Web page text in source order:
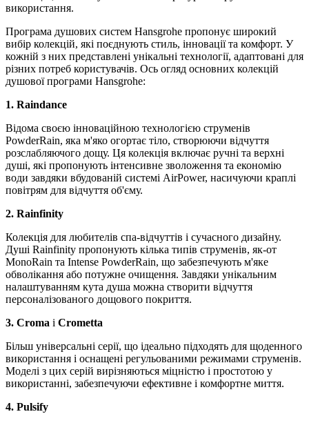
використання.
Програма душових систем Hansgrohe пропонує широкий
вибір колекцій, які поєднують стиль, інновації та комфорт. У
кожній з них представлені унікальні технології, адаптовані для
різних потреб користувачів. Ось огляд основних колекцій
душової програми Hansgrohe:
1. Raindance
Відома своєю інноваційною технологією струменів
PowderRain, яка м'яко огортає тіло, створюючи відчуття
розслабляючого дощу. Ця колекція включає ручні та верхні
душі, які пропонують інтенсивне зволоження та економію
води завдяки вбудованій системі AirPower, насичуючи краплі
повітрям для відчуття об'єму.
2. Rainfinity
Колекція для любителів спа-відчуттів і сучасного дизайну.
Душі Rainfinity пропонують кілька типів струменів, як-от
MonoRain та Intense PowderRain, що забезпечують м'яке
обволікання або потужне очищення. Завдяки унікальним
налаштуванням кута душа можна створити відчуття
персоналізованого дощового покриття.
3. Croma і Crometta
Більш універсальні серії, що ідеально підходять для щоденного
використання і оснащені регульованими режимами струменів.
Моделі з цих серій вирізняються міцністю і простотою у
використанні, забезпечуючи ефективне і комфортне миття.
4. Pulsify